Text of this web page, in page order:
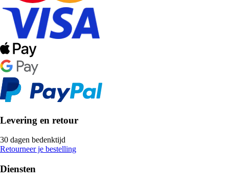
Levering en retour
30 dagen bedenktijd
Retourneer je bestelling
Diensten